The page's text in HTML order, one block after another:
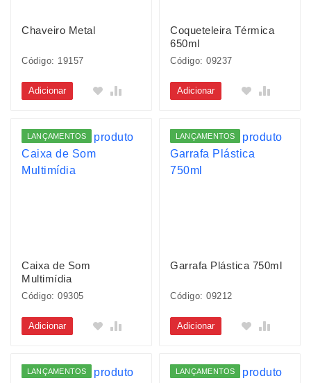
Chaveiro Metal
Código: 19157
Adicionar
Coqueteleira Térmica
650ml
Código: 09237
Adicionar
LANÇAMENTOS
Caixa de Som
Multimídia
Código: 09305
Adicionar
LANÇAMENTOS
Garrafa Plástica 750ml
Código: 09212
Adicionar
LANÇAMENTOS LANÇAMENTOS